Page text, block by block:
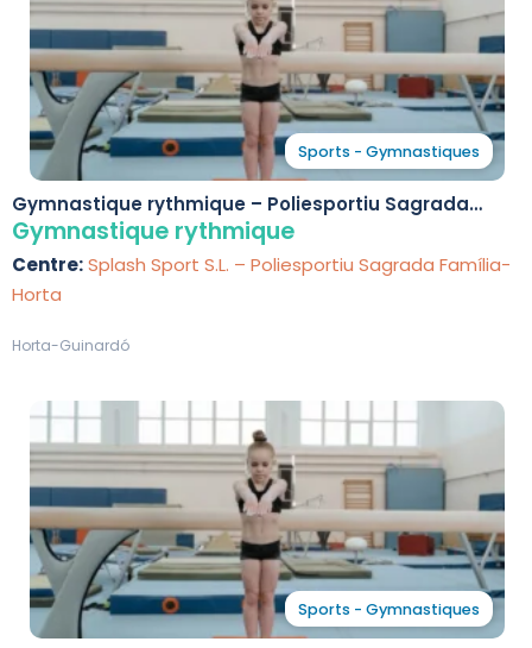
Sports - Gymnastiques
Gymnastique rythmique – Poliesportiu Sagrada
Família-Horta
Gymnastique rythmique
Centre:Splash Sport S.L. – Poliesportiu Sagrada Família-
Horta
Horta-Guinardó
Sports - Gymnastiques